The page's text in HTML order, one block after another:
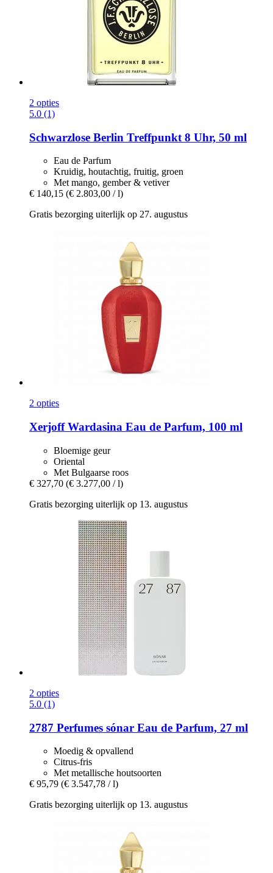
2 opties
5.0 (1)
Schwarzlose Berlin Treffpunkt 8 Uhr, 50 ml
Eau de Parfum
Kruidig, houtachtig, fruitig, groen
Met mango, gember & vetiver
€ 140,15 (€ 2.803,00 / l)
Gratis bezorging uiterlijk op 27. augustus
2 opties
XerjoffWardasina Eau de Parfum, 100 ml
Bloemige geur
Oriental
Met Bulgaarse roos
€ 327,70 (€ 3.277,00 / l)
Gratis bezorging uiterlijk op 13. augustus
2 opties
5.0 (1)
2787 Perfumes sónar Eau de Parfum, 27 ml
Moedig & opvallend
Citrus-fris
Met metallische houtsoorten
€ 95,79 (€ 3.547,78 / l)
Gratis bezorging uiterlijk op 13. augustus